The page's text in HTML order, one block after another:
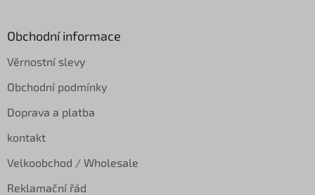
Obchodní informace
Věrnostní slevy
Obchodní podmínky
Doprava a platba
kontakt
Velkoobchod / Wholesale
Reklamační řád